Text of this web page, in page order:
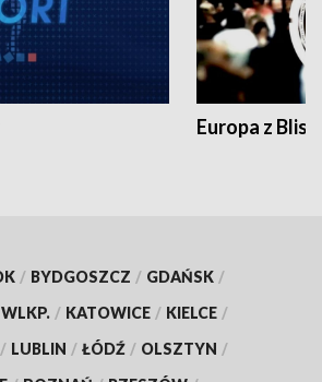
Europa z
/ BYDGOSZCZ / GDAŃSK /
/ KATOWICE / KIELCE /
/ LUBLIN / ŁÓDŹ / OLSZTYN /